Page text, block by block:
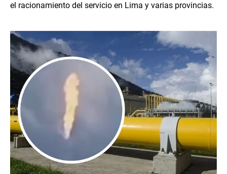
el racionamiento del servicio en Lima y varias provincias.